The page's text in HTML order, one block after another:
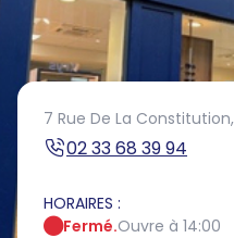
7 Rue De La Constitution,
02 33 68 39 94
HORAIRES :
Fermé.Ouvre à 14:00